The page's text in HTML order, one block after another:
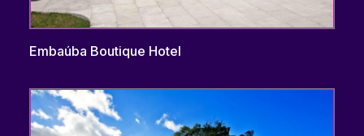
Embaúba Boutique Hotel